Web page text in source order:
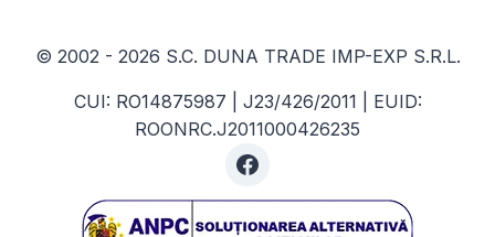
© 2002 - 2026 S.C. DUNA TRADE IMP-EXP S.R.L.
CUI: RO14875987 | J23/426/2011 | EUID:
ROONRC.J2011000426235